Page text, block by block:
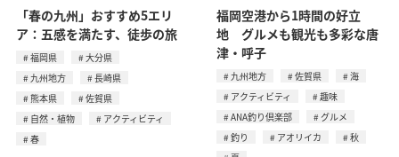
「春の九州」おすすめ5エリ
ア：五感を満たす、徒歩の旅
福岡県
大分県
九州地方
長崎県
熊本県
佐賀県
自然・植物
アクティビティ
春
福岡空港から1時間の好立
地 グルメも観光も多彩な唐
津・呼子
九州地方 佐賀県
海
アクティビティ
趣味
ANA釣り倶楽部
グルメ
釣り
アオリイカ
秋